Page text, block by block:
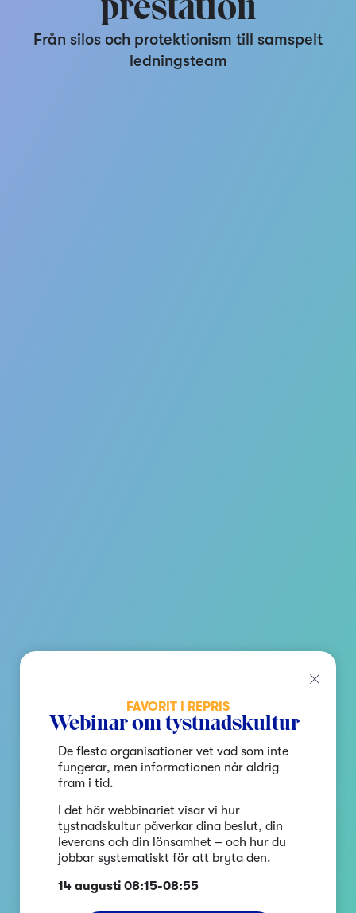
prestation
Från silos och protektionism till samspelt
ledningsteam
FAVORIT I REPRIS
Webinar om tystnadskultur
De flesta organisationer vet vad som inte
fungerar, men informationen når aldrig
fram i tid.
I det här webbinariet visar vi hur
tystnadskultur påverkar dina beslut, din
leverans och din lönsamhet – och hur du
jobbar systematiskt för att bryta den.
14 augusti 08:15-08:55